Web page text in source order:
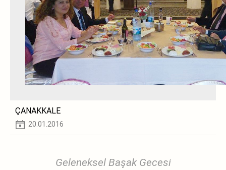
ÇANAKKALE
20.01.2016
Geleneksel Başak Gecesi